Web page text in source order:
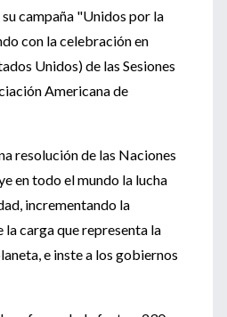
campaña "Unidos por la
con la celebración en
Unidos) de las Sesiones
Americana de
resolución de las Naciones
en todo el mundo la lucha
incrementando la
carga que representa la
e inste a los gobiernos